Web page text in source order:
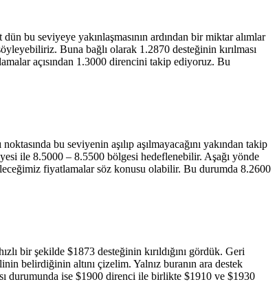
bu seviyeye yakınlaşmasının ardından bir miktar alımlar
Buna bağlı olarak 1.2870 desteğinin kırılması
açısından 1.3000 direncini takip ediyoruz. Bu
bu seviyenin aşılıp aşılmayacağını yakından takip
ile 8.5000 – 8.5500 bölgesi hedeflenebilir. Aşağı yönde
fiyatlamalar söz konusu olabilir. Bu durumda 8.2600
bir şekilde $1873 desteğinin kırıldığını gördük. Geri
belirdiğinin altını çizelim. Yalnız buranın ara destek
durumunda ise $1900 direnci ile birlikte $1910 ve $1930